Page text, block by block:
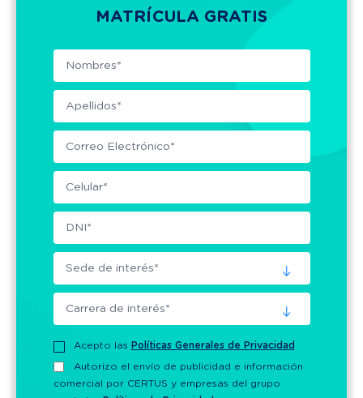
MATRÍCULA GRATIS
Acepto las Políticas Generales de Privacidad
Autorizo el envío de publicidad e información
comercial por CERTUS y empresas del grupo